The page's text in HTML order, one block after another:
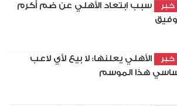
خبر
سبب ابتعاد الأهلي عن ضم أكرم
خبر
الأهلي يعلنها: لا بيع لأي لاعب
هذا الموسم